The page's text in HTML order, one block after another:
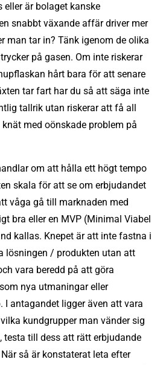
är bolaget kanske
snabbt växande affär driver mer
man tar in? Tänk igenom de olika
på gasen. Om inte riskerar
hårt bara för att senare
tar fart har du så att säga inte
tallrik utan riskerar att få all
med oönskade problem på
om att hålla ett högt tempo
skala för att se om erbjudandet
våga gå till marknaden med
bra eller en MVP (Minimal Viabel
kallas. Knepet är att inte fastna i
lösningen / produkten utan att
vara beredd på att göra
nya utmaningar eller
I antagandet ligger även att vara
kundgrupper man vänder sig
testa till dess att rätt erbjudande
så är konstaterat leta efter